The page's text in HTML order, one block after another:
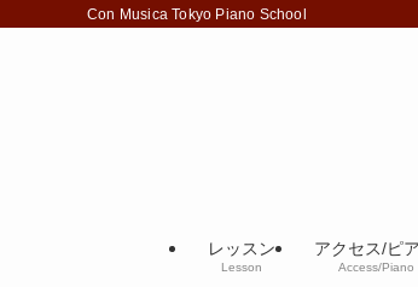
Con Musica Tokyo Piano School
レッスン
Lesson
アクセス/ピ
Access/Piano